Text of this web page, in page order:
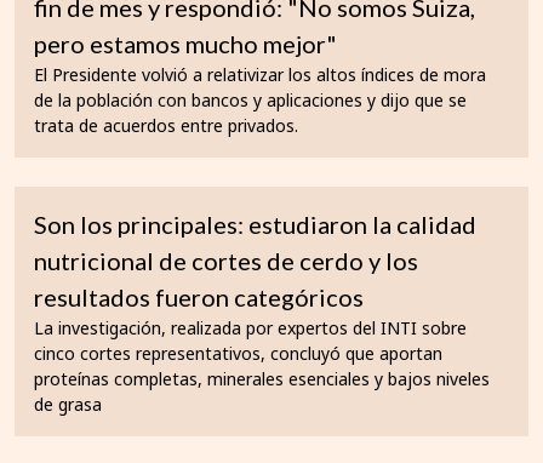
fin de mes y respondió: "No somos Suiza,
pero estamos mucho mejor"
El Presidente volvió a relativizar los altos índices de mora
de la población con bancos y aplicaciones y dijo que se
trata de acuerdos entre privados.
Son los principales: estudiaron la calidad
nutricional de cortes de cerdo y los
resultados fueron categóricos
La investigación, realizada por expertos del INTI sobre
cinco cortes representativos, concluyó que aportan
proteínas completas, minerales esenciales y bajos niveles
de grasa